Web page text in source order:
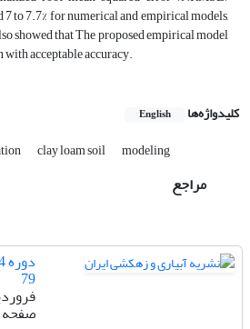
to 7.7% for numerical and empirical models,
showed that The proposed empirical model
acceptable accuracy.
کلیدواژه‌ها English
clay loam soil modeling
مراجع
79
صفحه